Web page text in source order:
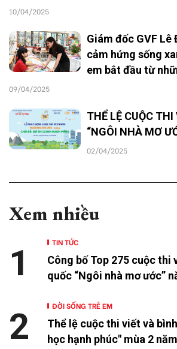
10/04/2025
Giám đốc GVF Lê
cảm hứng sống
em bắt đầu từ
09/04/2025
THỂ LỆ CUỘC THI
“NGÔI NHÀ MƠ
02/04/2025
Xem nhiều
TIN TỨC
Công bố Top 275 cuộc thi
quốc “Ngôi nhà mơ ước”
1
ĐỜI SỐNG TRẺ EM
Thể lệ cuộc thi viết và
học hạnh phúc" mùa 2
2